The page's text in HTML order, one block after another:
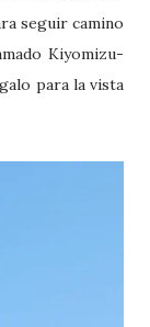
seguir camino
Kiyomizu-
para la vista